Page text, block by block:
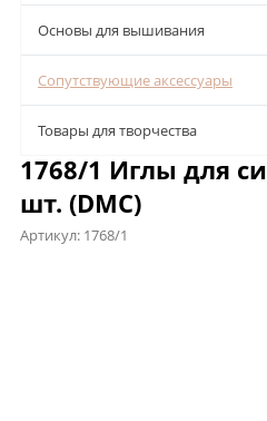
Основы для вышивания
Сопутствующие аксессуары
Товары для творчества
1768/1 Иглы для
шт. (DMC)
Артикул: 1768/1